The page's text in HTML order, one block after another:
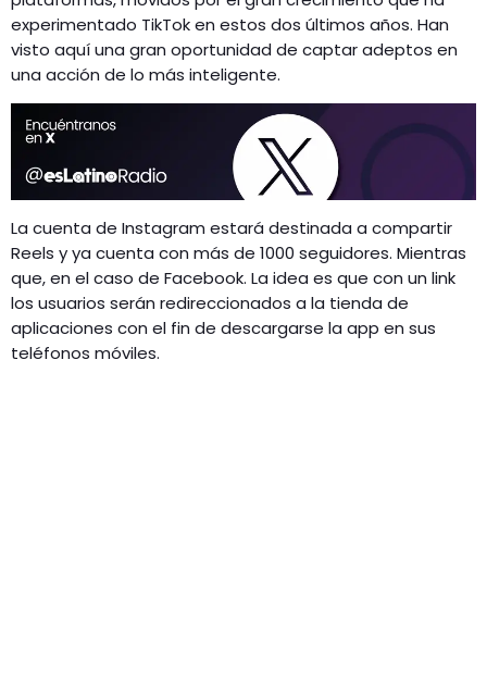
experimentado TikTok en estos dos últimos años. Han
visto aquí una gran oportunidad de captar adeptos en
una acción de lo más inteligente.
La cuenta de Instagram estará destinada a compartir
Reels y ya cuenta con más de 1000 seguidores. Mientras
que, en el caso de Facebook. La idea es que con un link
los usuarios serán redireccionados a la tienda de
aplicaciones con el fin de descargarse la app en sus
teléfonos móviles.